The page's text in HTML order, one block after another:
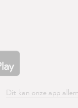
Dit kan onze app